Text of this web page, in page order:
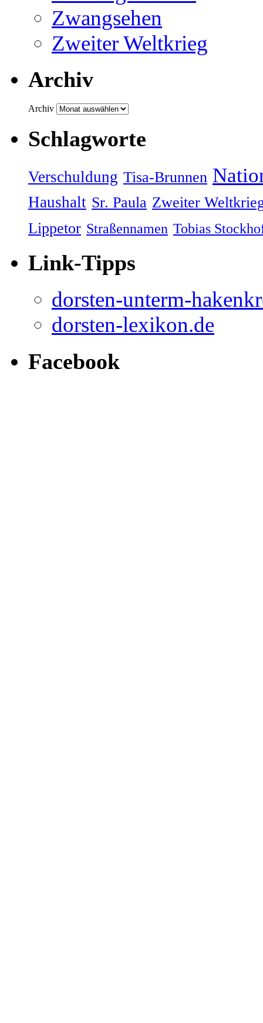
Zwangsehen
Zweiter Weltkrieg
Archiv
Archiv
Schlagworte
Verschuldung Tisa-Brunnen
Haushalt Sr. Paula Zweiter
Lippetor Straßennamen Tobias
Link-Tipps
dorsten-unterm-
dorsten-lexikon.de
Facebook